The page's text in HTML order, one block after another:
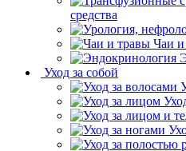
средства
Чаи
Уход за собой